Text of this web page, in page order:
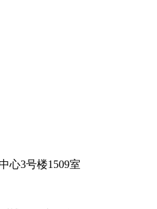
心3号楼1509室